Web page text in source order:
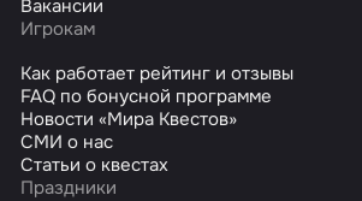
Вакансии
Игрокам
Как работает рейтинг и отзывы
FAQ по бонусной программе
Новости «Мира Квестов»
СМИ о нас
Статьи о квестах
Праздники